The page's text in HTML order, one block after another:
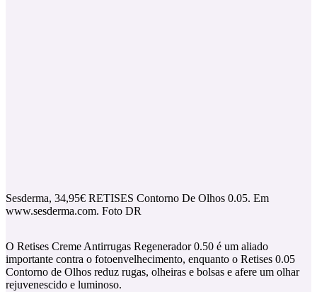
Sesderma, 34,95€ RETISES Contorno De Olhos 0.05. Em
www.sesderma.com. Foto DR
O Retises Creme Antirrugas Regenerador 0.50 é um aliado
importante contra o fotoenvelhecimento, enquanto o Retises 0.05
Contorno de Olhos reduz rugas, olheiras e bolsas e afere um olhar
rejuvenescido e luminoso.